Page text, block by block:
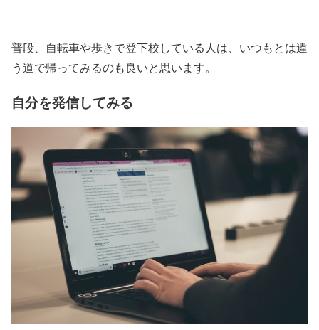
普段、自転車や歩きで登下校している人は、いつもとは違
う道で帰ってみるのも良いと思います。
自分を発信してみる